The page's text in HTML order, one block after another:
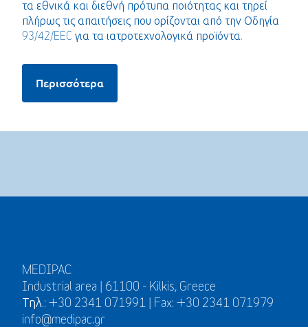
τα εθνικά και διεθνή πρότυπα ποιότητας και τηρεί
πλήρως τις απαιτήσεις που ορίζονται από την Οδηγία
93/42/EEC για τα ιατροτεχνολογικά προϊόντα.
Περισσότερα
MEDIPAC
Industrial area | 61100 - Kilkis, Greece
Τηλ.: +30 2341 071991 | Fax: +30 2341 071979
info@medipac.gr